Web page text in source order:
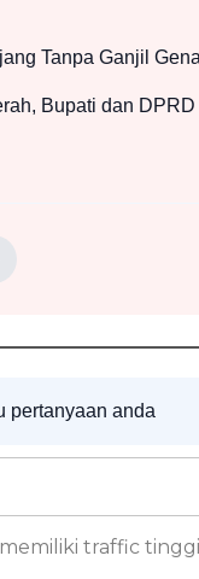
Tanpa Ganjil
Bupati dan
pertanyaan anda
traffic